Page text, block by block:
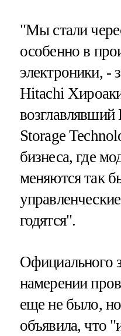
"Мы стали
особенно в
электроники, -
Hitachi
Storage
бизнеса, где
меняются так
годятся".
Официального
намерении
еще не было,
объявила, что